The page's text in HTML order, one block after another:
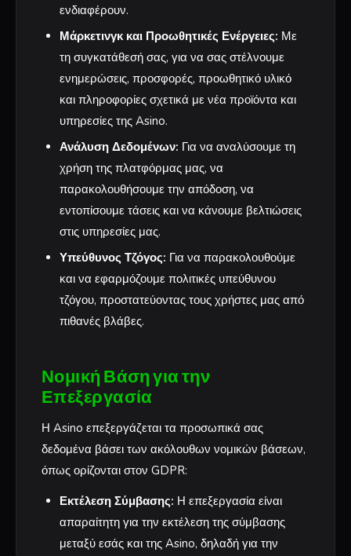
ενδιαφέρουν.
Μάρκετινγκ και Προωθητικές Ενέργειες: Με
τη συγκατάθεσή σας, για να σας στέλνουμε
ενημερώσεις, προσφορές, προωθητικό υλικό
και πληροφορίες σχετικά με νέα προϊόντα και
υπηρεσίες της Asino.
Ανάλυση Δεδομένων: Για να αναλύσουμε τη
χρήση της πλατφόρμας μας, να
παρακολουθήσουμε την απόδοση, να
εντοπίσουμε τάσεις και να κάνουμε βελτιώσεις
στις υπηρεσίες μας.
Υπεύθυνος Τζόγος: Για να παρακολουθούμε
και να εφαρμόζουμε πολιτικές υπεύθυνου
τζόγου, προστατεύοντας τους χρήστες μας από
πιθανές βλάβες.
Νομική Βάση για την
Επεξεργασία
Η Asino επεξεργάζεται τα προσωπικά σας
δεδομένα βάσει των ακόλουθων νομικών βάσεων,
όπως ορίζονται στον GDPR:
Εκτέλεση Σύμβασης: Η επεξεργασία είναι
απαραίτητη για την εκτέλεση της σύμβασης
μεταξύ εσάς και της Asino, δηλαδή για την